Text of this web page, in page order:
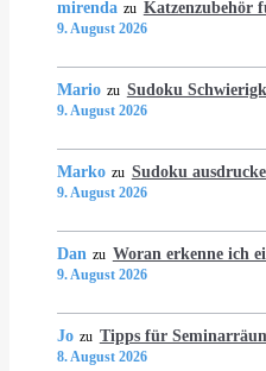
mirenda zu Katzenzubehör
9. August 2026
Mario zu Sudoku
9. August 2026
Marko zu Sudoku
9. August 2026
Dan zu Woran erkenne ich
9. August 2026
Jo zu Tipps für
8. August 2026